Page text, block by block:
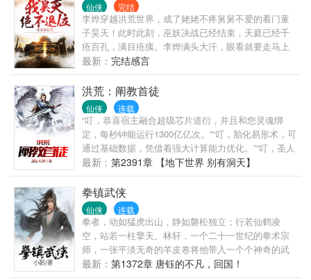
仙侠 完结
李烨穿越洪荒世界，成了姥姥不疼舅舅不爱的看门童
子昊天！此时此刻，巫妖决战已经结束，天庭已经千
疮百孔，满目疮痍。李烨满头大汗，眼看就要走马上
任了！这一上任，就变成了有名无实，手底下一个人
都没有的天帝！这一上任，自己就要面对众圣羞辱
了，天帝的处境很尴尬！这一上任，就要被天道命运
所束缚，身不由己！就在这时，最强天庭系统激活。
【选择1：让出天帝之位，求求鸿钧道祖，接着看大
门，奖励“洪荒怂蛋称号”，系统沉寂无量无量劫。】
【选择2：入主天庭，奖励“大道鸿蒙紫气”一条，杀伐
至宝“弑神枪！”】我李烨，即为大天尊，当机做出选
择！qq群号码：741603674，欢迎各位大佬。
最新： 完结感言
洪荒：阐教首徒
仙侠 连载
“叮，恭喜宿主融合超级芯片道衍，并且和您灵魂绑
定，每秒钟能运行1300亿亿次。”“叮，胎化易形术，可
通过基础数据，凭借着强大计算能力优化。”“叮，圣人
讲道，有着各种强大磁场，系统开始储存功能进行保
存，并分析模拟出道场蕴含的磁力来。”“叮，针对眼前
之人攻击进行模拟后，系统计算出123万种可能，选择
最完美的方法应对。”“叮，混沌钟上蕴着完整的先天不
灭灵光一道，预计需要10000年才能彻底分解完毕，再
领悟上面蕴含的法则之力。”简单而言，这是一个现代
人张衍，携带着超级芯片道衍穿入洪荒，凭借着系统
的计算功能，一步一步凭借着凡人之躯，走上巅峰的
道路。
最新： 第2391章 【地下世界 别有洞天】
拳镇武侠
仙侠 连载
拳者，动如猛虎出山，静如磐松独立；行若仙鹤凌
空，站若一柱擎天。林轩，一个二十一世纪的拳术宗
师，一张平淡无奇的羊皮卷将他带入一个个神奇的武
侠世界，一场场江湖动荡由此开始。
最新： 第1372章 唐钰的不凡，回国！